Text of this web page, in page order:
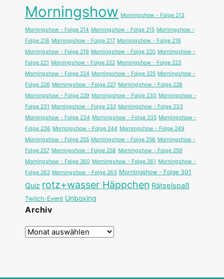
Morningshow Morningshow - Folge 213
Morningshow - Folge 214 Morningshow - Folge 215 Morningshow -
Folge 216 Morningshow - Folge 217 Morningshow - Folge 218
Morningshow - Folge 219 Morningshow - Folge 220 Morningshow -
Folge 221 Morningshow - Folge 222 Morningshow - Folge 223
Morningshow - Folge 224 Morningshow - Folge 225 Morningshow -
Folge 226 Morningshow - Folge 227 Morningshow - Folge 228
Morningshow - Folge 229 Morningshow - Folge 230 Morningshow -
Folge 231 Morningshow - Folge 232 Morningshow - Folge 233
Morningshow - Folge 234 Morningshow - Folge 235 Morningshow -
Folge 236 Morningshow - Folge 244 Morningshow - Folge 249
Morningshow - Folge 255 Morningshow - Folge 256 Morningshow -
Folge 257 Morningshow - Folge 258 Morningshow - Folge 259
Morningshow - Folge 260 Morningshow - Folge 261 Morningshow -
Folge 262 Morningshow - Folge 263 Morningshow - Folge 301
Quiz rotz+wasser Häppchen Rätselspaß
Twitch-Event Unboxing
Archiv